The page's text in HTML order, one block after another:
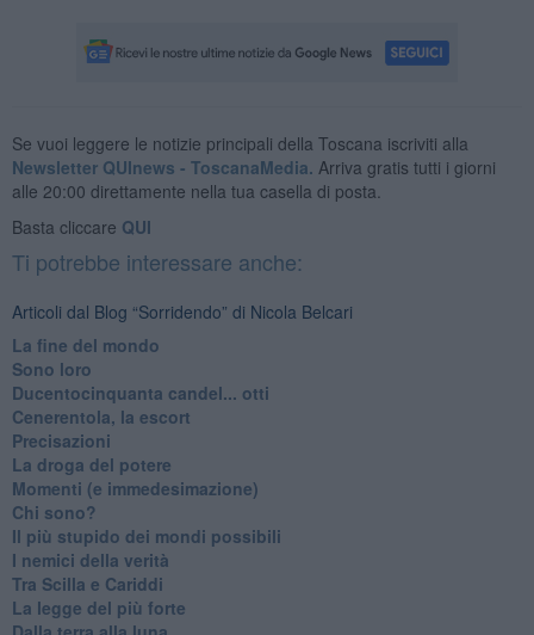
Se vuoi leggere le notizie principali della Toscana iscriviti alla
Newsletter QUInews - ToscanaMedia. Arriva gratis tutti i giorni
alle 20:00 direttamente nella tua casella di posta.
Basta cliccare QUI
Ti potrebbe interessare anche:
Articoli dal Blog “Sorridendo” di Nicola Belcari
La fine del mondo
Sono loro
Ducentocinquanta candel... otti
Cenerentola, la escort
Precisazioni
La droga del potere
Momenti (e immedesimazione)
Chi sono?
Il più stupido dei mondi possibili
I nemici della verità
Tra Scilla e Cariddi
La legge del più forte